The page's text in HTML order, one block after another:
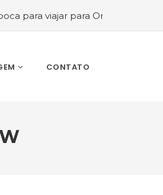
para Orlando: mês a mês (guia
CONTATO